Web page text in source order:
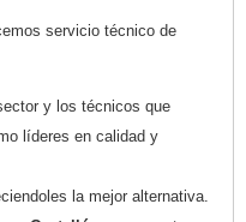
servicio técnico de
y los técnicos que
líderes en calidad y
la mejor alternativa.